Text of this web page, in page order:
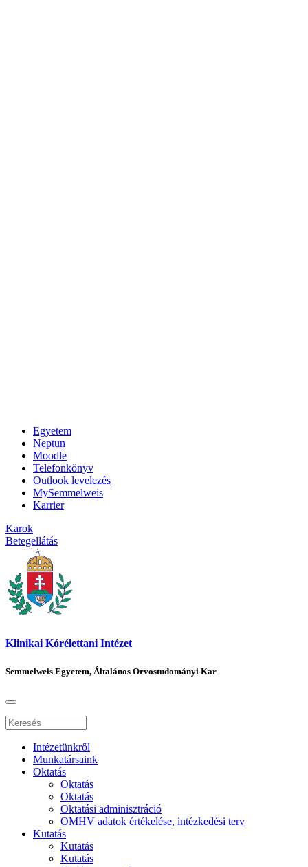
Egyetem
Neptun
Moodle
Telefonkönyv
Outlook levelezés
MySemmelweis
Karrier
Karok
Betegellátás
Klinikai Kórélettani Intézet
Semmelweis Egyetem, Általános Orvostudományi Kar
Intézetünkről
Munkatársaink
Oktatás
Oktatás
Oktatás
Oktatási adminisztráció
OMHV adatok értékelése, intézkedési terv
Kutatás
Kutatás
Kutatás